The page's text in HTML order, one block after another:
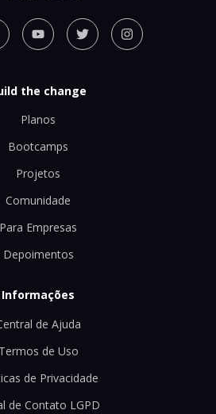
the change
Planos
Bootcamps
Projetos
Comunidade
Para Empresas
Depoimentos
Informações
de Ajuda
Termos de Uso
de Privacidade
de Contato LGPD